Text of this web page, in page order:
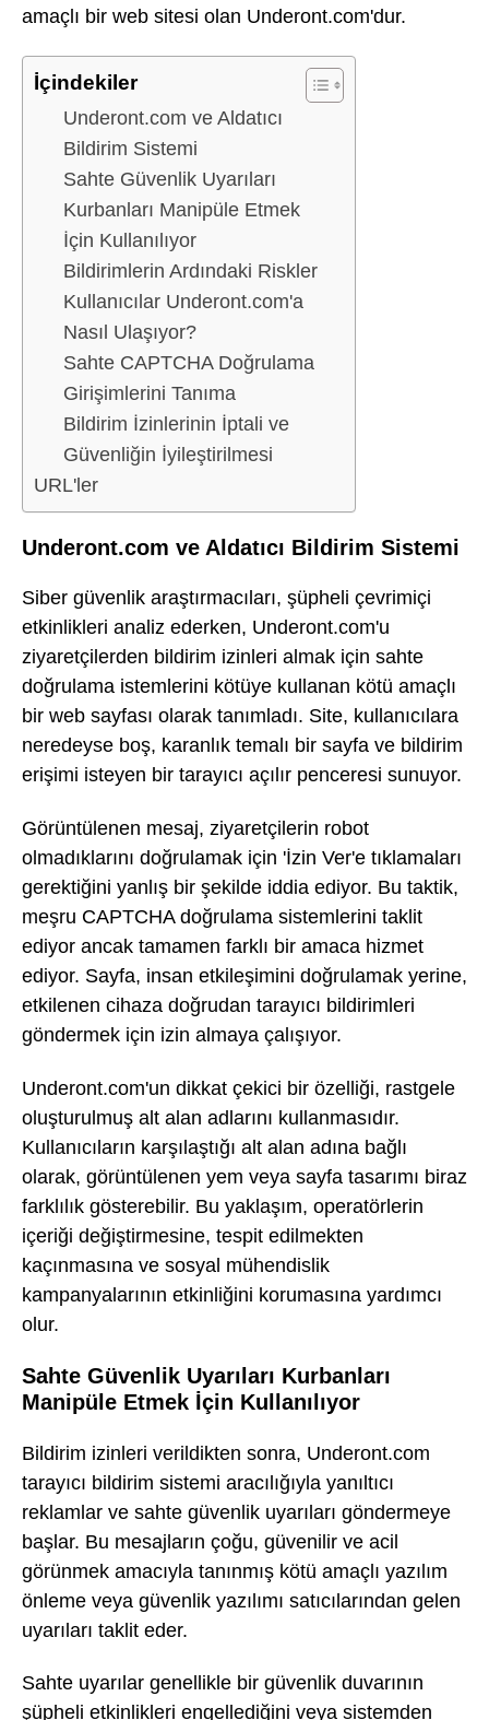
amaçlı bir web sitesi olan Underont.com'dur.
İçindekiler
Underont.com ve Aldatıcı
Bildirim Sistemi
Sahte Güvenlik Uyarıları
Kurbanları Manipüle Etmek
İçin Kullanılıyor
Bildirimlerin Ardındaki Riskler
Kullanıcılar Underont.com'a
Nasıl Ulaşıyor?
Sahte CAPTCHA Doğrulama
Girişimlerini Tanıma
Bildirim İzinlerinin İptali ve
Güvenliğin İyileştirilmesi
URL'ler
Underont.com ve Aldatıcı Bildirim Sistemi
Siber güvenlik araştırmacıları, şüpheli çevrimiçi
etkinlikleri analiz ederken, Underont.com'u
ziyaretçilerden bildirim izinleri almak için sahte
doğrulama istemlerini kötüye kullanan kötü amaçlı
bir web sayfası olarak tanımladı. Site, kullanıcılara
neredeyse boş, karanlık temalı bir sayfa ve bildirim
erişimi isteyen bir tarayıcı açılır penceresi sunuyor.
Görüntülenen mesaj, ziyaretçilerin robot
olmadıklarını doğrulamak için 'İzin Ver'e tıklamaları
gerektiğini yanlış bir şekilde iddia ediyor. Bu taktik,
meşru CAPTCHA doğrulama sistemlerini taklit
ediyor ancak tamamen farklı bir amaca hizmet
ediyor. Sayfa, insan etkileşimini doğrulamak yerine,
etkilenen cihaza doğrudan tarayıcı bildirimleri
göndermek için izin almaya çalışıyor.
Underont.com'un dikkat çekici bir özelliği, rastgele
oluşturulmuş alt alan adlarını kullanmasıdır.
Kullanıcıların karşılaştığı alt alan adına bağlı
olarak, görüntülenen yem veya sayfa tasarımı biraz
farklılık gösterebilir. Bu yaklaşım, operatörlerin
içeriği değiştirmesine, tespit edilmekten
kaçınmasına ve sosyal mühendislik
kampanyalarının etkinliğini korumasına yardımcı
olur.
Sahte Güvenlik Uyarıları Kurbanları
Manipüle Etmek İçin Kullanılıyor
Bildirim izinleri verildikten sonra, Underont.com
tarayıcı bildirim sistemi aracılığıyla yanıltıcı
reklamlar ve sahte güvenlik uyarıları göndermeye
başlar. Bu mesajların çoğu, güvenilir ve acil
görünmek amacıyla tanınmış kötü amaçlı yazılım
önleme veya güvenlik yazılımı satıcılarından gelen
uyarıları taklit eder.
Sahte uyarılar genellikle bir güvenlik duvarının
şüpheli etkinlikleri engellediğini veya sistemden